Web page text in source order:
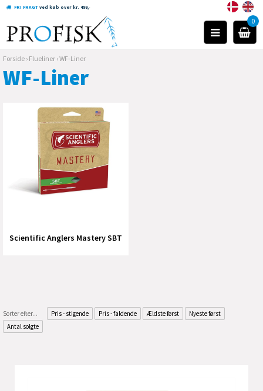
FRI FRAGT ved køb over kr. 499,-
0
Forside › Flueliner ›WF-Liner
WF-Liner
Scientific Anglers Mastery SBT
Sorter efter... Pris - stigende Pris - faldende Ældste først
Nyeste først
Antal solgte